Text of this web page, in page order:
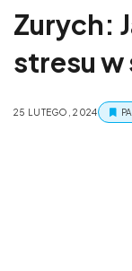
Zurych:
stresu w
25 LUTEGO, 2024